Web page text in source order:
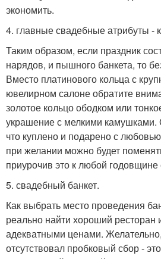
экономить.
4. главные свадебные атрибуты -
Таким образом, если праздник
нарядов, и пышного банкета, то
Вместо платинового кольца с
ювелирном салоне обратите
золотое кольцо ободком или
украшение с мелкими камушками.
что куплено и подарено с
при желании можно будет
приурочив это к любой
5. свадебный банкет.
Как выбрать место проведения
реально найти хороший ресторан
адекватными ценами.
отсутствовал пробковый сбор -